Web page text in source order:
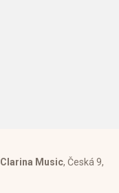
Clarina Music, Česká 9,